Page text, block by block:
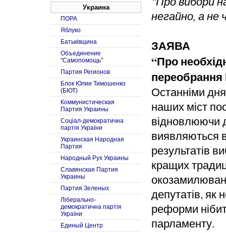
негайно, а не
ЗАЯВА
“Про
переобрання
Останніми
наших міст
відновлюючи
виявляються
результатів
кращих
депутатів, як
реформи
парламенту.
Украина
ПОРА
Яблуко
Батьківщина
Объединение
"Самопомощь"
Партия Регионов
Блок Юлии Тимошенко
(БЮТ)
Коммунистическая
Партия Украины
Соцiал-демократична
партiя України
Украинская Народная
Партия
Народный Рух Украины
Славянская Партия
Украины
Партия Зеленых
Ліберально-
демократична партія
України
Единый Центр